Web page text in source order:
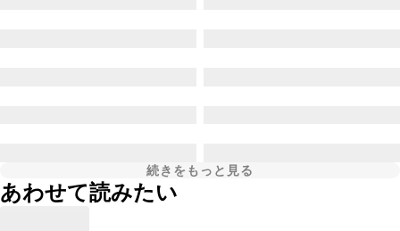
続きをもっと見る
あわせて読みたい